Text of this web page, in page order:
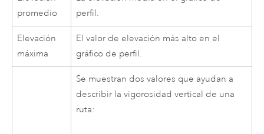
promedio
perfil.
Elevación
máxima
El valor de elevación más alto en el
gráfico de perfil.
Se muestran dos valores que ayudan a
describir la vigorosidad vertical de una
ruta: